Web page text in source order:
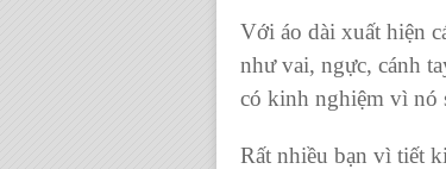
Với áo dài xuất hiện
như vai, ngực, cánh
có kinh nghiệm vì nó
Rất nhiều bạn vì tiết